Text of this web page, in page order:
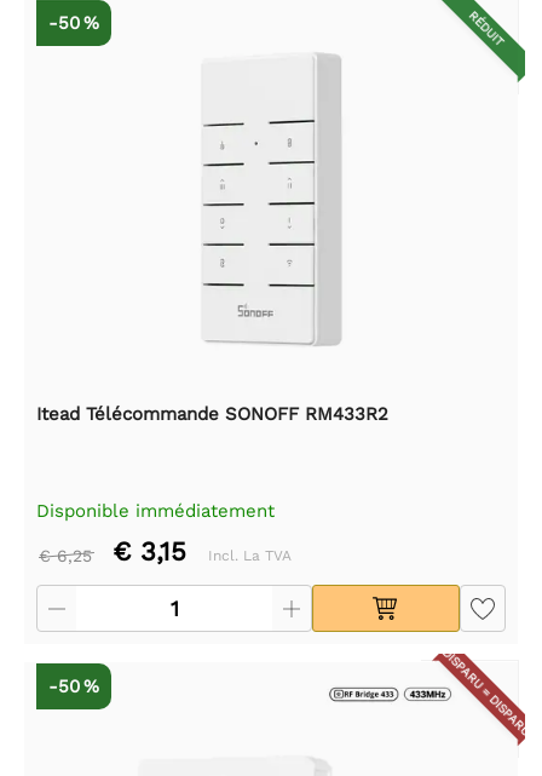
RÉDUIT
-50 %
Itead Télécommande SONOFF RM433R2
Disponible immédiatement
€ 6,25 € 3,15 Incl. La TVA
DISPARU = DISPARU
-50 %